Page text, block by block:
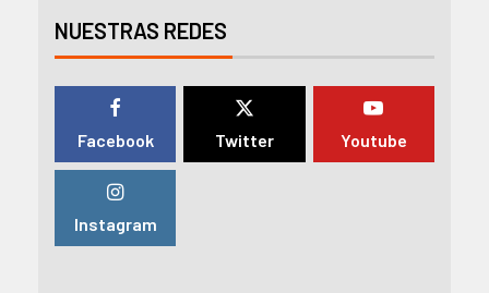
NUESTRAS REDES
Facebook Twitter Youtube
Instagram